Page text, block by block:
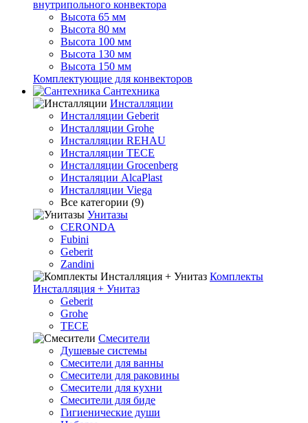
внутрипольного конвектора
Высота 65 мм
Высота 80 мм
Высота 100 мм
Высота 130 мм
Высота 150 мм
Комплектующие для конвекторов
Сантехника
Инсталляции
Инсталляции Geberit
Инсталляции Grohe
Инсталляции REHAU
Инсталляции TECE
Инсталляции Grocenberg
Инсталяции AlcaPlast
Инсталляции Viega
Все категории (9)
Унитазы
CERONDA
Fubini
Geberit
Zandini
Комплекты
Инсталляция + Унитаз
Geberit
Grohe
TECE
Смесители
Душевые системы
Смесители для ванны
Смесители для раковины
Смесители для кухни
Смесители для биде
Гигиенические души